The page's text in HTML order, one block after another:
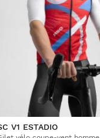
il y a 3 ans
ont tendance à
V1 ESTADIO